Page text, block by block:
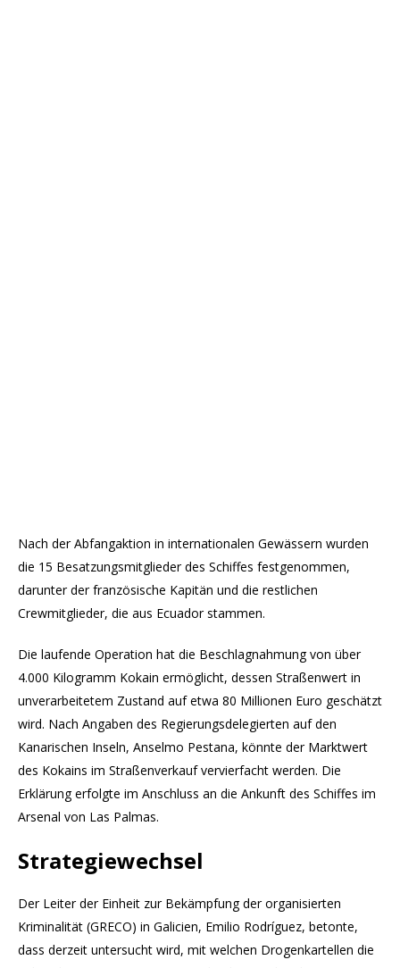
Nach der Abfangaktion in internationalen Gewässern wurden
die 15 Besatzungsmitglieder des Schiffes festgenommen,
darunter der französische Kapitän und die restlichen
Crewmitglieder, die aus Ecuador stammen.
Die laufende Operation hat die Beschlagnahmung von über
4.000 Kilogramm Kokain ermöglicht, dessen Straßenwert in
unverarbeitetem Zustand auf etwa 80 Millionen Euro geschätzt
wird. Nach Angaben des Regierungsdelegierten auf den
Kanarischen Inseln, Anselmo Pestana, könnte der Marktwert
des Kokains im Straßenverkauf vervierfacht werden. Die
Erklärung erfolgte im Anschluss an die Ankunft des Schiffes im
Arsenal von Las Palmas.
Strategiewechsel
Der Leiter der Einheit zur Bekämpfung der organisierten
Kriminalität (GRECO) in Galicien, Emilio Rodríguez, betonte,
dass derzeit untersucht wird, mit welchen Drogenkartellen die